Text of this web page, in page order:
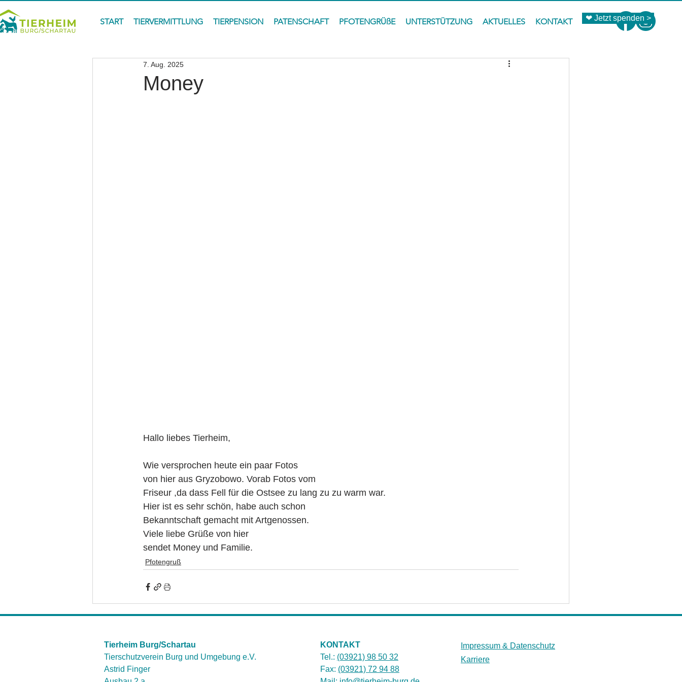
START TIERVERMITTLUNG TIERPENSION PATENSCHAFT PFOTENGRÜßE UNTERSTÜTZUNG AKTUELLES KONTAKT ❤ Jetzt spenden >
Money
7. Aug. 2025
Hallo liebes Tierheim,
Wie versprochen heute ein paar Fotos
von hier aus Gryzobowo. Vorab Fotos vom
Friseur ,da dass Fell für die Ostsee zu lang zu zu warm war.
Hier ist es sehr schön, habe auch schon
Bekanntschaft gemacht mit Artgenossen.
Viele liebe Grüße von hier
sendet Money und Familie.
Pfotengruß
Tierheim Burg/Schartau
Tierschutzverein Burg und Umgebung e.V.
Astrid Finger
KONTAKT
Tel.: (03921) 98 50 32
Fax: (03921) 72 94 88
Impressum & Datenschutz
Karriere